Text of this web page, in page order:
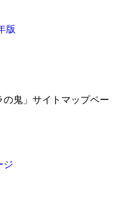
版
鬼」サイトマップペー
ジ